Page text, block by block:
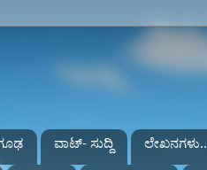
ವಾಟ್- ಸುದ್ದಿ ಲೇಖನಗಳು..